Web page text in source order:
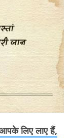
लिए लाए हैं,